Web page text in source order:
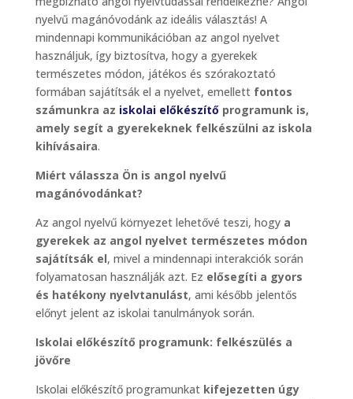
nyelvű magánóvodánk az ideális választás! A
mindennapi kommunikációban az angol nyelvet
használjuk, így biztosítva, hogy a gyerekek
természetes módon, játékos és szórakoztató
formában sajátítsák el a nyelvet, emellett fontos
számunkra az iskolai előkészítőprogramunk is,
amely segít a gyerekeknek felkészülni az iskola
kihívásaira.
Miért válassza Ön is angol nyelvű
magánóvodánkat?
Az angol nyelvű környezet lehetővé teszi, hogy a
gyerekek az angol nyelvet természetes módon
sajátítsák el, mivel a mindennapi interakciók során
folyamatosan használják azt. Ez elősegíti a gyors
és hatékony nyelvtanulást, ami később jelentős
előnyt jelent az iskolai tanulmányok során.
Iskolai előkészítő programunk: felkészülés a
jövőre
Iskolai előkészítő programunkat kifejezetten úgy